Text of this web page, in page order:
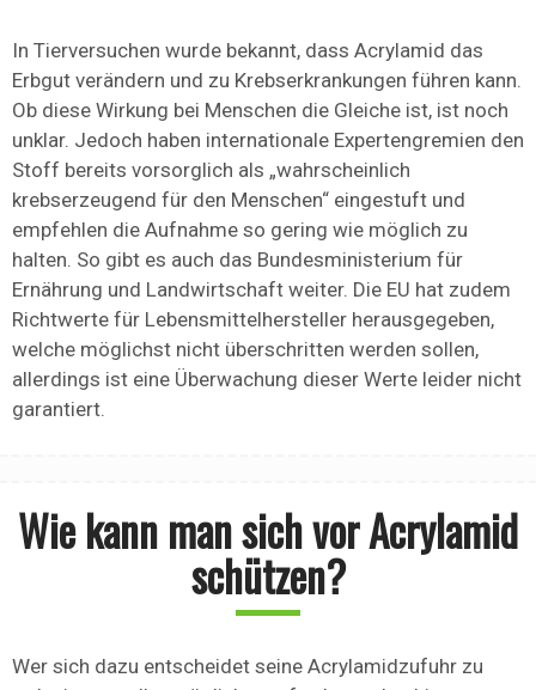
In Tierversuchen wurde bekannt, dass Acrylamid das
Erbgut verändern und zu Krebserkrankungen führen kann.
Ob diese Wirkung bei Menschen die Gleiche ist, ist noch
unklar. Jedoch haben internationale Expertengremien den
Stoff bereits vorsorglich als „wahrscheinlich
krebserzeugend für den Menschen“ eingestuft und
empfehlen die Aufnahme so gering wie möglich zu
halten. So gibt es auch das Bundesministerium für
Ernährung und Landwirtschaft weiter. Die EU hat zudem
Richtwerte für Lebensmittelhersteller herausgegeben,
welche möglichst nicht überschritten werden sollen,
allerdings ist eine Überwachung dieser Werte leider nicht
garantiert.
Wie kann man sich vor Acrylamid
schützen?
Wer sich dazu entscheidet seine Acrylamidzufuhr zu